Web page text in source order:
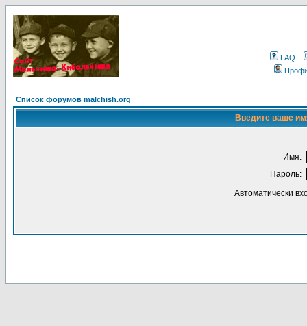
FAQ
Список форумов malchish.org
Введите ваше
Имя:
Пароль:
Автоматически